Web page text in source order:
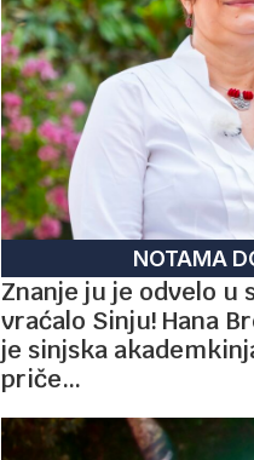
NOTAMA
Znanje ju je odvelo
vraćalo Sinju! Hana
je sinjska
priče…